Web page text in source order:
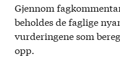
Gjennom
beholdes de faglige
vurderingene som
opp.